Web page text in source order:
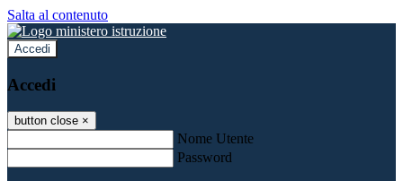
Salta al contenuto
Accedi
Accedi
button close ×
Nome Utente
Password